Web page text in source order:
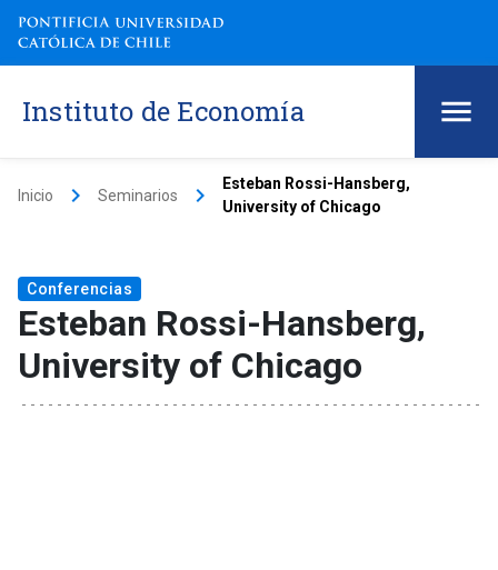
Instituto de Economía
Inicio keyboard_arrow_right Seminarios keyboard_arrow_right
Esteban Rossi-Hansberg,
University of Chicago
Conferencias
Esteban Rossi-Hansberg,
University of Chicago